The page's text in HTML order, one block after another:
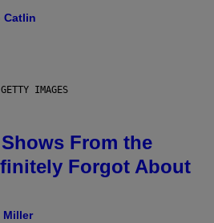
Catlin
IMAGES
From the
Forgot About
Miller